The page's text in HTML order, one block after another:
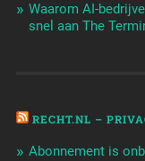
Waarom AI-
snel aan The
RECHT.NL –
Abonnement is